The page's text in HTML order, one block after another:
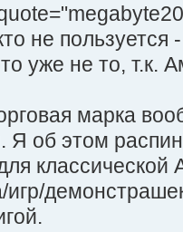
не пользуется
уже не то, т.к.
марка
Я об этом
классической